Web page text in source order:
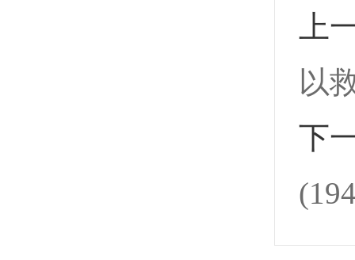
上
以
下